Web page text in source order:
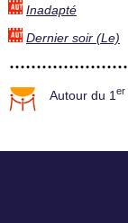
Inadapté
Dernier soir (Le)
Autour du 1 er